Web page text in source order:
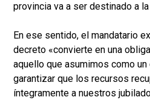
provincia va a ser destinado a
En ese sentido, el mandatario
decreto «convierte en una
aquello que asumimos como
garantizar que los recursos
íntegramente a nuestros